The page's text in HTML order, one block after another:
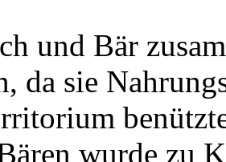
und Bär
da sie
wurde zu